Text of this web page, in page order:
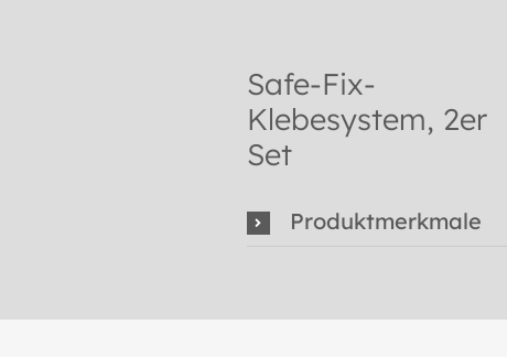
Safe-Fix-
Klebesystem, 2er
Set
Produktmerkmale